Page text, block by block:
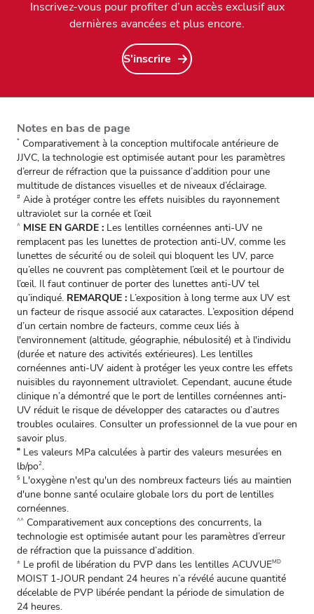
Inscrivez-vous pour profiter d’un accès exclusif aux
dernières avancées et plus encore.
S'inscrire
Notes en bas de page
* Comparativement à la conception multifocale antérieure de
JJVC, la technologie est optimisée autant pour les paramètres
d’erreur de réfraction que la puissance d’addition pour une
multitude de distances visuelles et de niveaux d’éclairage.
# Aide à protéger contre les effets nuisibles du rayonnement
ultraviolet sur la cornée et l’œil
^ MISE EN GARDE : Les lentilles cornéennes anti-UV ne
remplacent pas les lunettes de protection anti-UV, comme les
lunettes de sécurité ou de soleil qui bloquent les UV, parce
qu’elles ne couvrent pas complètement l’œil et le pourtour de
l’œil. Il faut continuer de porter des lunettes anti-UV tel
qu’indiqué. REMARQUE : L’exposition à long terme aux UV est
un facteur de risque associé aux cataractes. L’exposition dépend
d’un certain nombre de facteurs, comme ceux liés à
l'environnement (altitude, géographie, nébulosité) et à l'individu
(durée et nature des activités extérieures). Les lentilles
cornéennes anti-UV aident à protéger les yeux contre les effets
nuisibles du rayonnement ultraviolet. Cependant, aucune étude
clinique n’a démontré que le port de lentilles cornéennes anti-
UV réduit le risque de développer des cataractes ou d’autres
troubles oculaires. Consulter un professionnel de la vue pour en
savoir plus.
∞ Les valeurs MPa calculées à partir des valeurs mesurées en
lb/po2.
§ L'oxygène n'est qu'un des nombreux facteurs liés au maintien
d'une bonne santé oculaire globale lors du port de lentilles
cornéennes.
^^ Comparativement aux conceptions des concurrents, la
technologie est optimisée autant pour les paramètres d’erreur
de réfraction que la puissance d’addition.
± Le profil de libération du PVP dans les lentilles ACUVUEMD
MOIST 1-JOUR pendant 24 heures n’a révélé aucune quantité
décelable de PVP libérée pendant la période de simulation de
24 heures.